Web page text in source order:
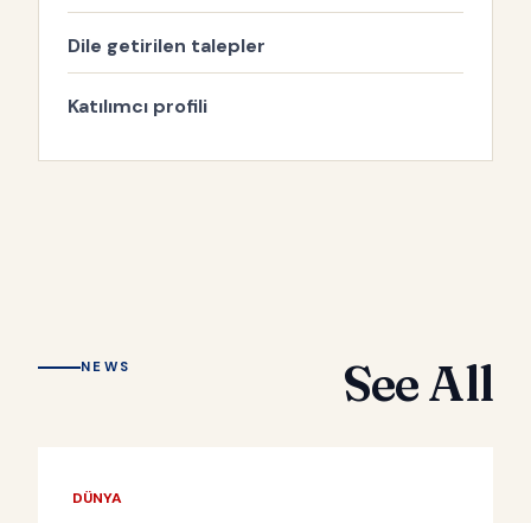
Dile getirilen talepler
Katılımcı profili
NEWS See All
DÜNYA